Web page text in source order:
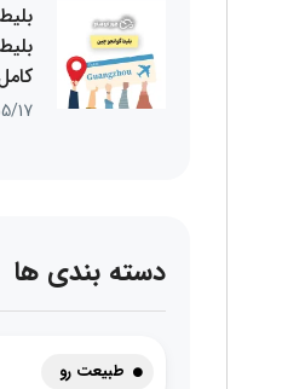
17
دسته بندی ها
طبیعت رو